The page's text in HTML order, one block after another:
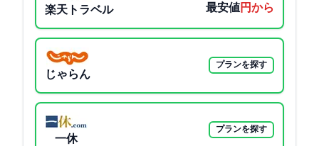
楽天トラベル 最安値28975円から
じゃらん
プランを探す
一休
プランを探す